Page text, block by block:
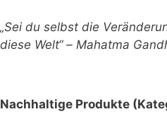
„Sei du selbst die
diese Welt“ – Mahatma
Nachhaltige Produkte